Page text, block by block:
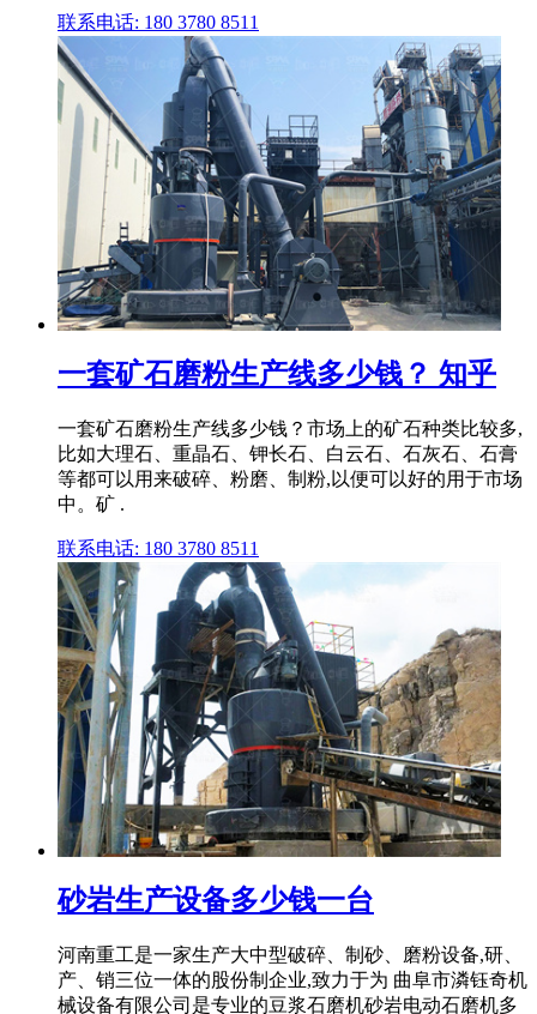
联系电话: 180 3780 8511
一套矿石磨粉生产线多少钱？ 知乎
一套矿石磨粉生产线多少钱？市场上的矿石种类比较多,
比如大理石、重晶石、钾长石、白云石、石灰石、石膏
等都可以用来破碎、粉磨、制粉,以便可以好的用于市场
中。矿 .
联系电话: 180 3780 8511
砂岩生产设备多少钱一台
河南重工是一家生产大中型破碎、制砂、磨粉设备,研、
产、销三位一体的股份制企业,致力于为 曲阜市潾钰奇机
械设备有限公司是专业的豆浆石磨机砂岩电动石磨机多